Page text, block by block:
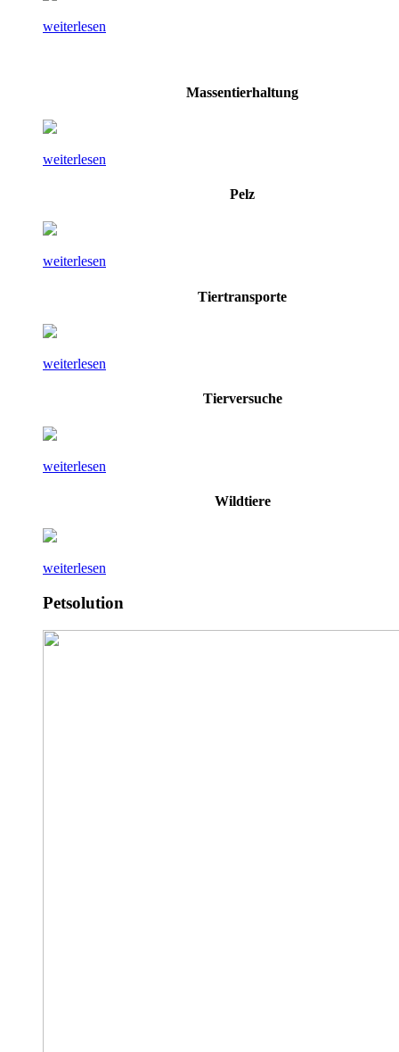
weiterlesen
Massentierhaltung
weiterlesen
Pelz
weiterlesen
Tiertransporte
weiterlesen
Tierversuche
weiterlesen
Wildtiere
weiterlesen
Petsolution